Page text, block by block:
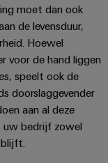
moet dan ook
de levensduur,
Hoewel
voor de hand liggen
speelt ook de
doorslaggevender
aan al deze
uw bedrijf zowel